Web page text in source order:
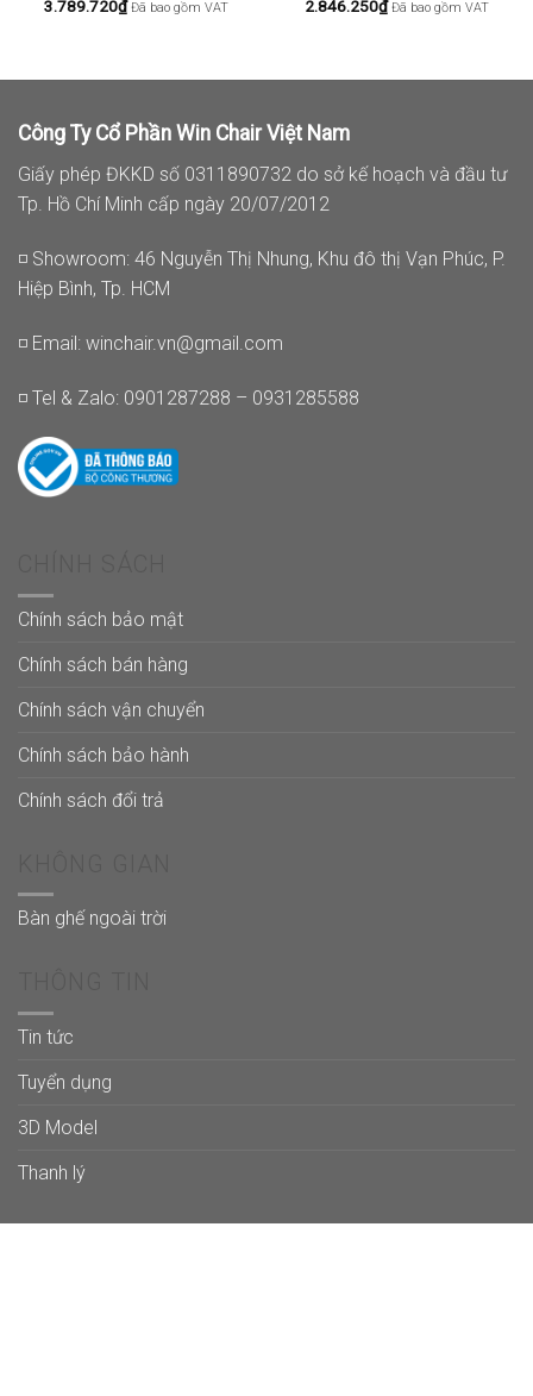
3.789.720₫ Đã bao gồm VAT
2.846.250₫ Đã bao gồm VAT
Công Ty Cổ Phần Win Chair Việt Nam
Giấy phép ĐKKD số 0311890732 do sở kế hoạch và đầu tư
Tp. Hồ Chí Minh cấp ngày 20/07/2012
◽ Showroom: 46 Nguyễn Thị Nhung, Khu đô thị Vạn Phúc, P.
Hiệp Bình, Tp. HCM
◽ Email: winchair.vn@gmail.com
◽ Tel & Zalo: 0901287288 – 0931285588
Chính sách bảo mật
Chính sách bán hàng
Chính sách vận chuyển
Chính sách bảo hành
Chính sách đổi trả
Bàn ghế ngoài trời
Tin tức
Tuyển dụng
3D Model
Thanh lý